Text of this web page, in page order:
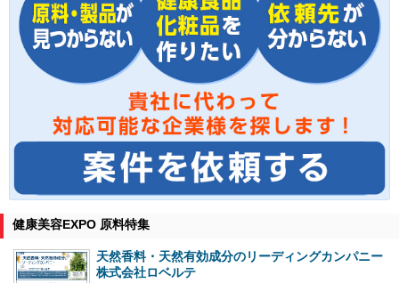
健康美容EXPO 原料特集
天然香料・天然有効成分のリーディングカンパニー
株式会社ロベルテ